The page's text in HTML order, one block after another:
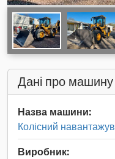
Дані про машину
Назва машини:
Колісний
Виробник: